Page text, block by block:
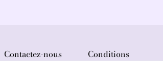
Contactez-nous Conditions